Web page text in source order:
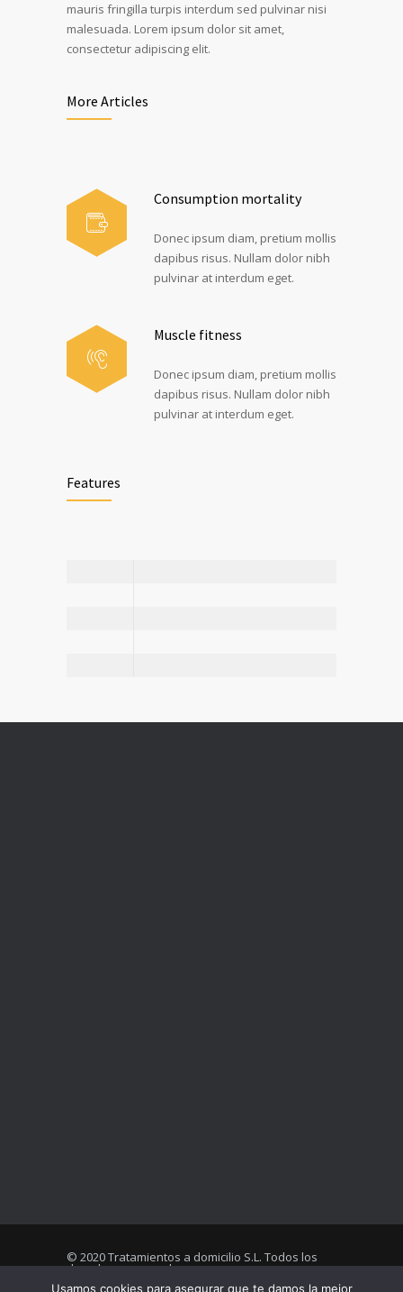
mauris fringilla turpis interdum sed pulvinar nisi
malesuada. Lorem ipsum dolor sit amet,
consectetur adipiscing elit.
More Articles
Consumption mortality
Donec ipsum diam, pretium mollis
dapibus risus. Nullam dolor nibh
pulvinar at interdum eget.
Muscle fitness
Donec ipsum diam, pretium mollis
dapibus risus. Nullam dolor nibh
pulvinar at interdum eget.
Features
© 2020 Tratamientos a domicilio S.L. Todos los
derechos reservados
Usamos cookies para asegurar que te damos la mejor